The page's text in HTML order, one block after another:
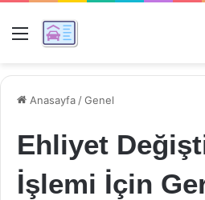
Menü
Anasayfa /Genel
Ehliyet
İşlemi İçin